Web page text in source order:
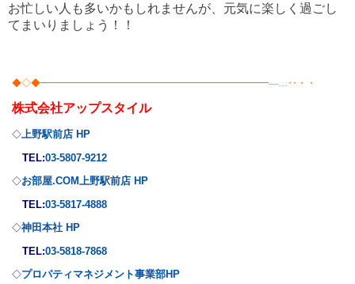
お忙しい人も多いかもしれませんが、元気に楽しく過ごし
てまいりましょう！！
◆◇◆━━━━━━━━━━━━━━━━━━━━━━━━―…‥・・
株式会社アップスタイル
◇ 上野駅前店 HP
TEL:03-5807-9212
◇お部屋.COM上野駅前店 HP
TEL:03-5817-4888
◇神田本社 HP
TEL:03-5818-7868
◇プロパティマネジメント事業部HP